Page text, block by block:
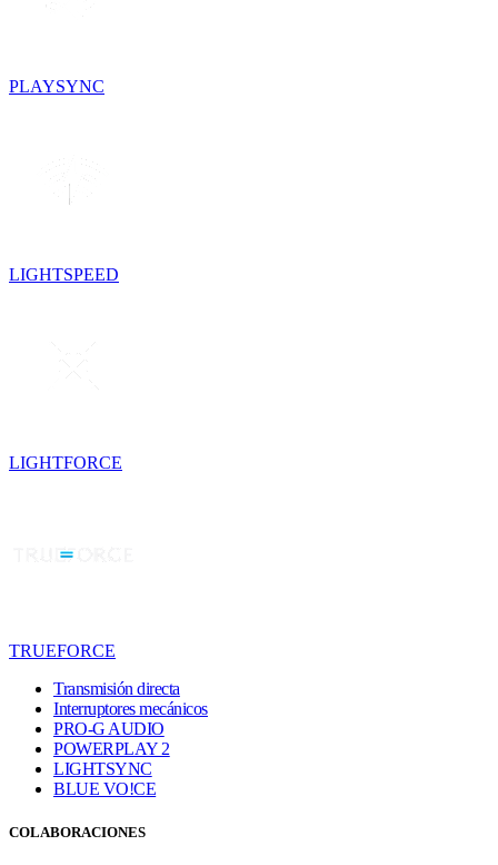
PLAYSYNC
LIGHTSPEED
LIGHTFORCE
TRUEFORCE
Transmisión directa
Interruptores mecánicos
PRO-G AUDIO
POWERPLAY 2
LIGHTSYNC
BLUE VO!CE
COLABORACIONES